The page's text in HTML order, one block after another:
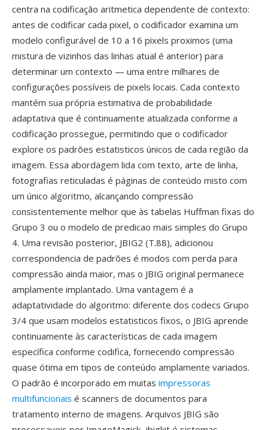
centra na codificação aritmetica dependente de contexto:
antes de codificar cada pixel, o codificador examina um
modelo configurável de 10 a 16 pixels proximos (uma
mistura de vizinhos das linhas atual é anterior) para
determinar um contexto — uma entre milhares de
configurações possíveis de pixels locais. Cada contexto
mantém sua própria estimativa de probabilidade
adaptativa que é continuamente atualizada conforme a
codificação prossegue, permitindo que o codificador
explore os padrões estatisticos únicos de cada região da
imagem. Essa abordagem lida com texto, arte de linha,
fotografias reticuladas é páginas de conteúdo misto com
um único algoritmo, alcançando compressão
consistentemente melhor que às tabelas Huffman fixas do
Grupo 3 ou o modelo de predicao mais simples do Grupo
4. Uma revisão posterior, JBIG2 (T.88), adicionou
correspondencia de padrões é modos com perda para
compressão ainda maior, mas o JBIG original permanece
amplamente implantado. Uma vantagem é a
adaptatividade do algoritmo: diferente dos codecs Grupo
3/4 que usam modelos estatisticos fixos, o JBIG aprende
continuamente às características de cada imagem
específica conforme codifica, fornecendo compressão
quase ótima em tipos de conteúdo amplamente variados.
O padrão é incorporado em muitas impressoras
multifuncionais é scanners de documentos para
tratamento interno de imagens. Arquivos JBIG são